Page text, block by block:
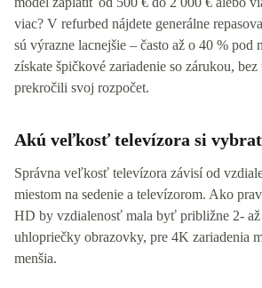
viac? V refurbed nájdete generálne
sú výrazne lacnejšie – často až o 40 % pod
získate špičkové zariadenie so zárukou, bez
prekročili svoj rozpočet.
Akú veľkosť televízora si
Správna veľkosť televízora závisí od
miestom na sedenie a televízorom. Ako
HD by vzdialenosť mala byť približne 2- až
uhlopriečky obrazovky, pre 4K zariadenia
menšia.